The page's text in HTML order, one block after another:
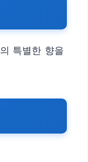
특별한 향을